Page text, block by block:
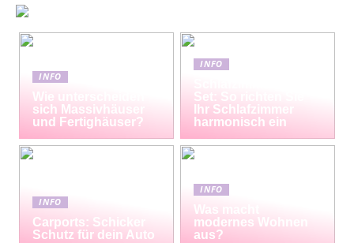
INFO
Wie unterscheiden
sich Massivhäuser
und Fertighäuser?
INFO
Set: So richten Sie
Ihr Schlafzimmer
harmonisch ein
INFO
Carports: Schicker
Schutz für dein Auto
INFO
Was macht
modernes Wohnen
aus?